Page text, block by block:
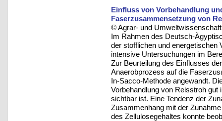
Einfluss von Vorbehandlung
Faserzusammensetzung von
© Agrar- und
Im Rahmen des Deutsch-
der stofflichen und energetischen
intensive Untersuchungen im
Zur Beurteilung des Einflusses
Anaerobprozess auf die
In-Sacco-Methode angewandt.
Vorbehandlung von Reisstroh
sichtbar ist. Eine Tendenz der
Zusammenhang mit der
des Zellulosegehaltes konnte